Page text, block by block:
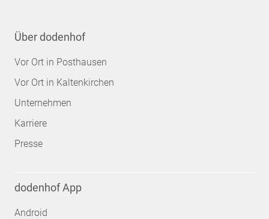
Über dodenhof
Vor Ort in Posthausen
Vor Ort in Kaltenkirchen
Unternehmen
Karriere
Presse
dodenhof App
Android